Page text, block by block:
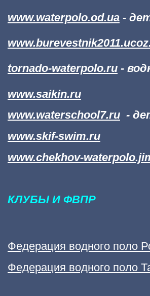
www.waterpolo.od.ua -
tornado-waterpolo.ru -
www.saikin.ru
www.waterschool7.ru -
www.skif-swim.ru
www.chekhov-
КЛУБЫ И ФВПР
Федерация водного поло
Федерация водного поло